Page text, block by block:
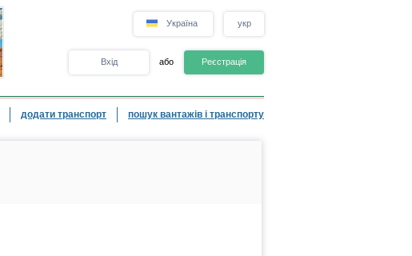
Україна укр
Вхід або Реєстрація
додати транспорт пошук вантажів і транспорту